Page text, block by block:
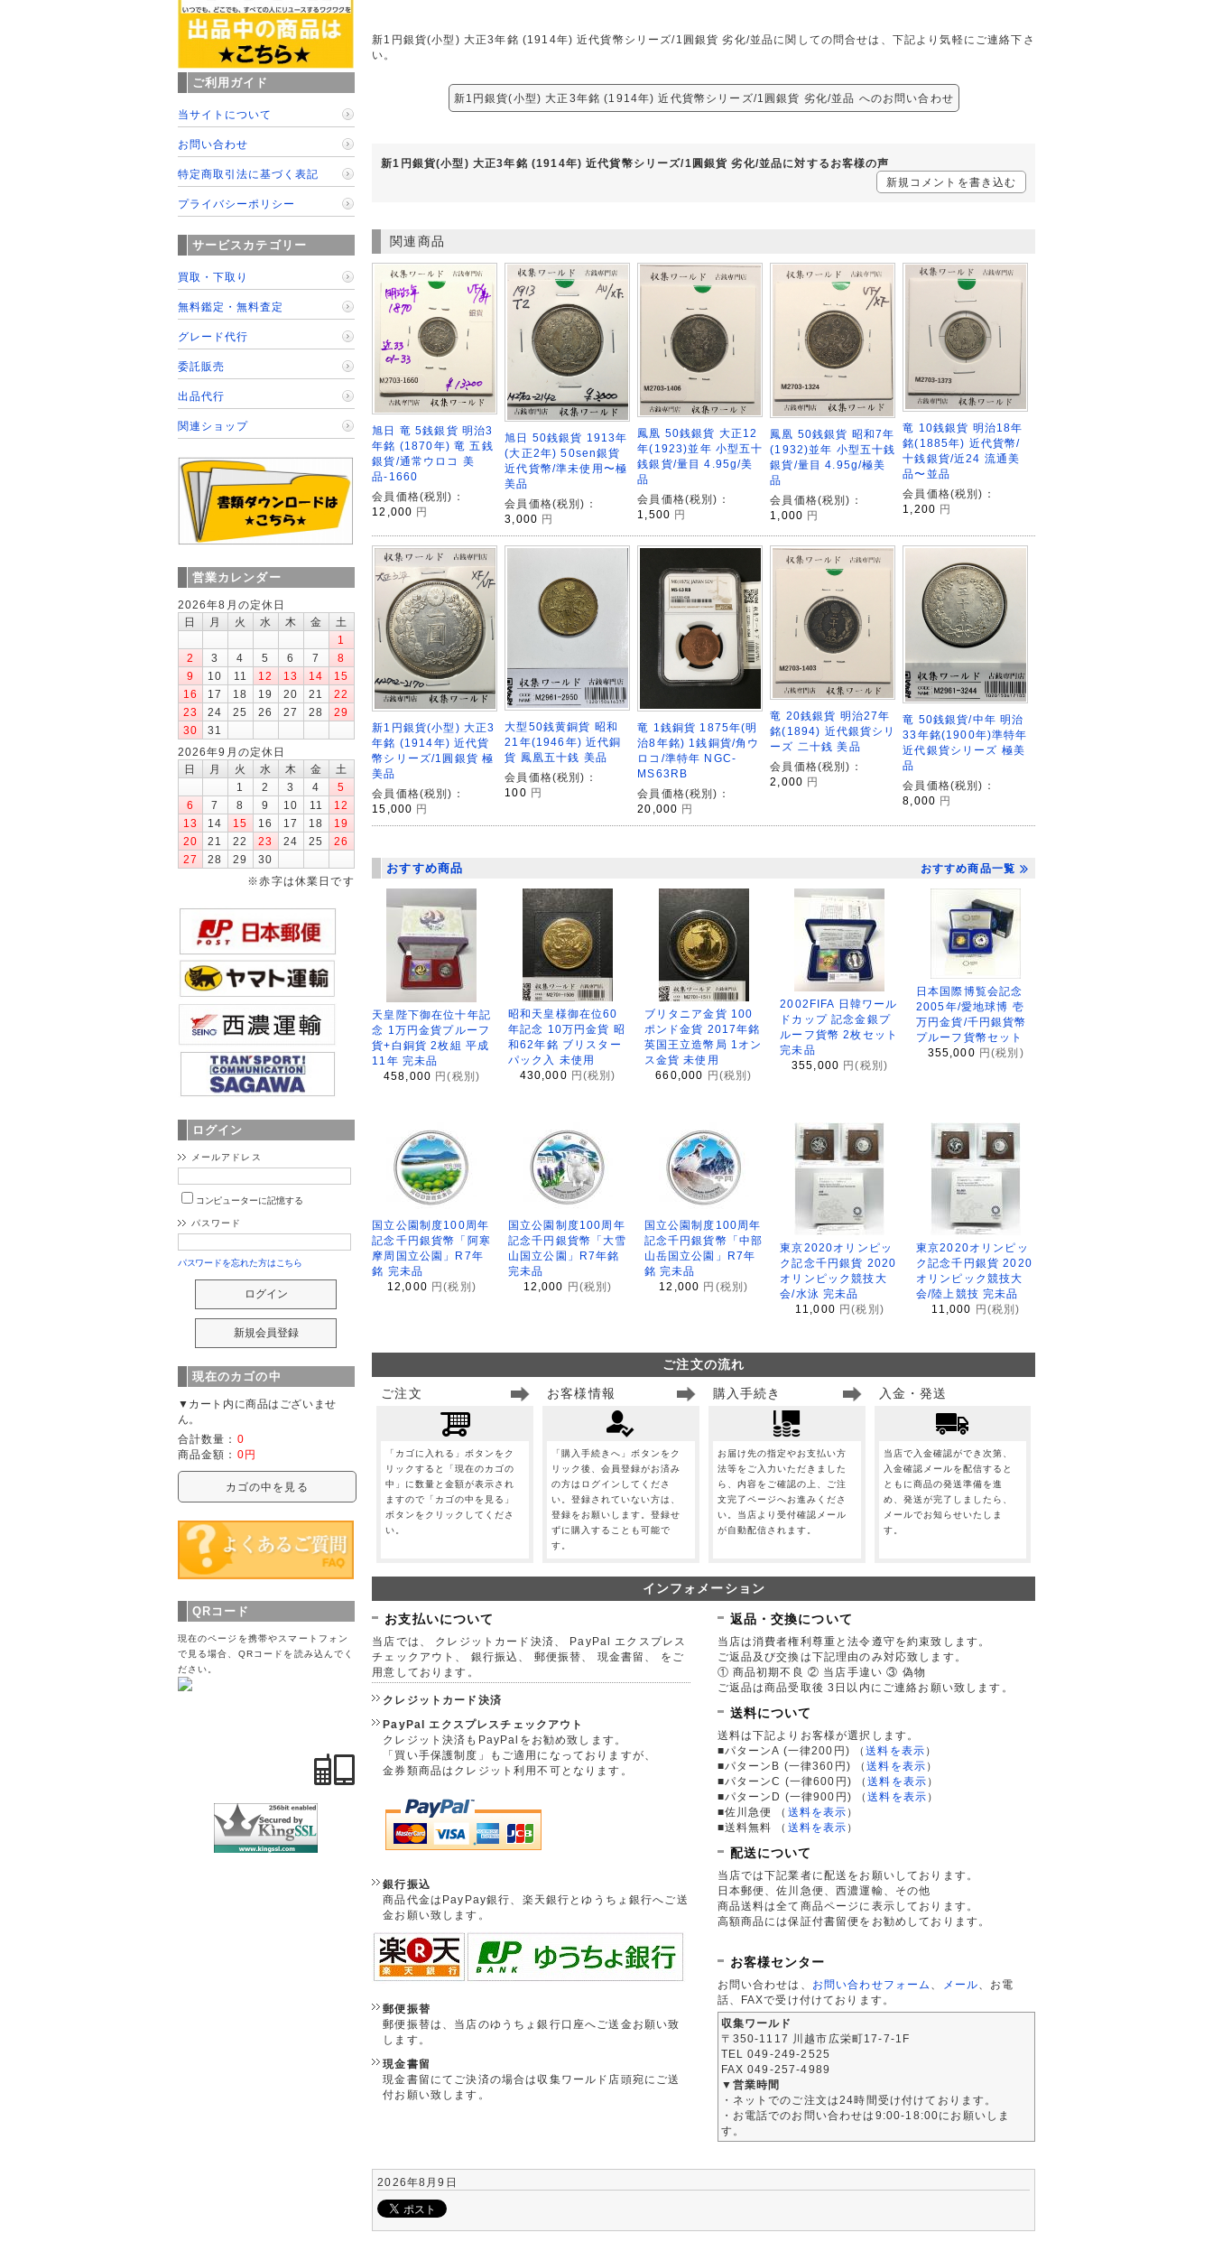
新1円銀貨(小型) 大正3年銘 (1914年) 近代貨幣シリーズ/1圓銀貨 劣化/並品に関しての問合せは、下記より気軽にご連絡下さ
い。
新1円銀貨(小型) 大正3年銘 (1914年) 近代貨幣シリーズ/1圓銀貨 劣化/並品 へのお問い合わせ
新1円銀貨(小型) 大正3年銘 (1914年) 近代貨幣シリーズ/1圓銀貨 劣化/並品に対するお客様の声
新規コメントを書き込む
関連商品
旭日 竜 5銭銀貨 明治3
年銘 (1870年) 竜 五銭
銀貨/通常ウロコ 美
品-1660
会員価格(税別)：
12,000 円
旭日 50銭銀貨 1913年
(大正2年) 50sen銀貨
近代貨幣/準未使用〜極
美品
会員価格(税別)：
3,000 円
鳳凰 50銭銀貨 大正12
年(1923)並年 小型五十
銭銀貨/量目 4.95g/美
品
会員価格(税別)：
1,500 円
鳳凰 50銭銀貨 昭和7年
(1932)並年 小型五十銭
銀貨/量目 4.95g/極美
品
会員価格(税別)：
1,000 円
竜 10銭銀貨 明治18年
銘(1885年) 近代貨幣/
十銭銀貨/近24 流通美
品〜並品
会員価格(税別)：
1,200 円
新1円銀貨(小型) 大正3
年銘 (1914年) 近代貨
幣シリーズ/1圓銀貨 極
美品
会員価格(税別)：
15,000 円
大型50銭黄銅貨 昭和
21年(1946年) 近代銅
貨 鳳凰五十銭 美品
会員価格(税別)：
100 円
竜 1銭銅貨 1875年(明
治8年銘) 1銭銅貨/角ウ
ロコ/準特年 NGC-
MS63RB
会員価格(税別)：
20,000 円
竜 20銭銀貨 明治27年
銘(1894) 近代銀貨シリ
ーズ 二十銭 美品
会員価格(税別)：
2,000 円
竜 50銭銀貨/中年 明治
33年銘(1900年)準特年
近代銀貨シリーズ 極美
品
会員価格(税別)：
8,000 円
おすすめ商品 おすすめ商品一覧
天皇陛下御在位十年記
念 1万円金貨プルーフ
貨+白銅貨 2枚組 平成
11年 完未品
458,000 円(税別)
昭和天皇様御在位60
年記念 10万円金貨 昭
和62年銘 ブリスター
パック入 未使用
430,000 円(税別)
ブリタニア金貨 100
ポンド金貨 2017年銘
英国王立造幣局 1オン
ス金貨 未使用
660,000
円(税別)
2002FIFA 日韓ワール
ドカップ 記念金銀プ
ルーフ貨幣 2枚セット
完未品
355,000 円(税別)
日本国際博覧会記念
2005年/愛地球博 壱
万円金貨/千円銀貨幣
プルーフ貨幣セット
355,000 円(税別)
国立公園制度100周年
記念千円銀貨幣「阿寒
摩周国立公園」R7年
銘 完未品
12,000 円(税別)
国立公園制度100周年
記念千円銀貨幣「大雪
山国立公園」R7年銘
完未品
12,000 円(税別)
国立公園制度100周年
記念千円銀貨幣「中部
山岳国立公園」R7年
銘 完未品
12,000 円(税別)
東京2020オリンピッ
ク記念千円銀貨 2020
オリンピック競技大
会/水泳 完未品
11,000 円(税別)
東京2020オリンピッ
ク記念千円銀貨 2020
オリンピック競技大
会/陸上競技 完未品
11,000 円(税別)
ご注文の流れ
ご注文
「カゴに入れる」ボタンをク
リックすると「現在のカゴの
中」に数量と金額が表示され
ますので「カゴの中を見る」
ボタンをクリックしてくださ
い。
お客様情報
「購入手続きへ」ボタンをク
リック後、会員登録がお済み
の方はログインしてくださ
い。登録されていない方は、
登録をお願いします。登録せ
ずに購入することも可能で
す。
購入手続き
お届け先の指定やお支払い方
法等をご入力いただきました
ら、内容をご確認の上、ご注
文完了ページへお進みくださ
い。当店より受付確認メール
が自動配信されます。
入金・発送
当店で入金確認ができ次第、
入金確認メールを配信すると
ともに商品の発送準備を進
め、発送が完了しましたら、
メールでお知らせいたしま
す。
インフォメーション
お支払いについて
当店では、 クレジットカード決済、 PayPal エクスプレス
チェックアウト、 銀行振込、 郵便振替、 現金書留、 をご
用意しております。
クレジットカード決済
PayPal エクスプレスチェックアウト
クレジット決済もPayPalをお勧め致します。
「買い手保護制度」もご適用になっておりますが、
金券類商品はクレジット利用不可となります。
銀行振込
商品代金はPayPay銀行、楽天銀行とゆうちょ銀行へご送
金お願い致します。
郵便振替
郵便振替は、当店のゆうちょ銀行口座へご送金お願い致
します。
現金書留
現金書留にてご決済の場合は収集ワールド店頭宛にご送
付お願い致します。
返品・交換について
当店は消費者権利尊重と法令遵守を約束致します。
ご返品及び交換は下記理由のみ対応致します。
① 商品初期不良 ② 当店手違い ③ 偽物
ご返品は商品受取後 3日以内にご連絡お願い致します。
送料について
送料は下記よりお客様が選択します。
■パターンA (一律200円)
（送料を表示 ）
■パターンB (一律360円)
（送料を表示 ）
■パターンC (一律600円)
（送料を表示 ）
■パターンD (一律900円)
（送料を表示 ）
■佐川急便
（ 送料を表示 ）
■送料無料
（ 送料を表示 ）
配送について
当店では下記業者に配送をお願いしております。
日本郵便、佐川急便、西濃運輸、その他
商品送料は全て商品ページに表示しております。
高額商品には保証付書留便をお勧めしております。
お客様センター
お問い合わせは、 お問い合わせフォーム メール 、お電
話、FAXで受け付けております。
収集ワールド
〒350-1117 川越市広栄町17-7-1F
TEL 049-249-2525
FAX 049-257-4989
▼営業時間
・ネットでのご注文は24時間受け付けております。
・お電話でのお問い合わせは9:00-18:00にお願いしま
す。
2026年8月9日
ご利用ガイド
当サイトについて
お問い合わせ
特定商取引法に基づく表記
プライバシーポリシー
サービスカテゴリー
買取・下取り
無料鑑定・無料査定
グレード代行
委託販売
出品代行
関連ショップ
営業カレンダー
2026年8月の定休日
日
月 火 水 木 金
土
1
2
3 4 5 6 7
8
9
10 11 12 13 14
15
16
17 18 19 20 21
22
23
24 25 26 27 28
29
30
31
2026年9月の定休日
日
月 火 水 木 金
土
1
2 3 4
5
6
7 8 9 10 11
12
13
14 15 16 17 18
19
20
21 22 23 24 25
26
27
28 29
30
※赤字は休業日です
ログイン
メールアドレス
コンピューターに記憶する
パスワード
パスワードを忘れた方はこちら
現在のカゴの中
▼カート内に商品はございませ
ん。
合計数量： 0
商品金額： 0円
カゴの中を見る
QRコード
現在のページを携帯やスマートフォン
で見る場合、QRコードを読み込んでく
ださい。